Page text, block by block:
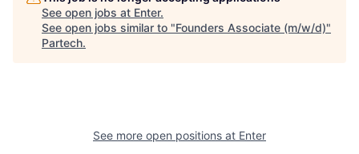
See open jobs at Enter.
See open jobs similar to "Founders Associate (m/w/d)"
Partech.
See more open positions at Enter